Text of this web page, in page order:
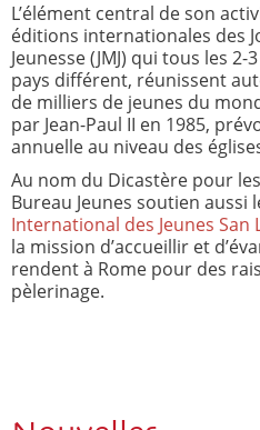
L’élément central de son
éditions internationales des
Jeunesse (JMJ) qui tous les
pays différent, réunissent
de milliers de jeunes du
par Jean-Paul II en 1985,
annuelle au niveau des
Au nom du Dicastère pour
Bureau Jeunes soutien aussi
International des Jeunes San
la mission d’accueillir et
rendent à Rome pour des
pèlerinage.